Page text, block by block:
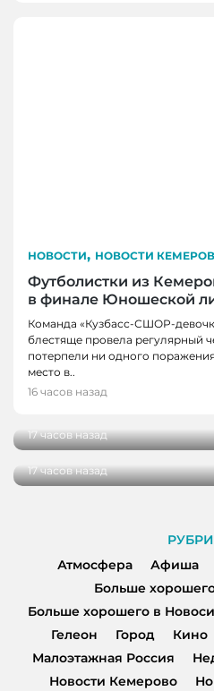
НОВОСТИ, НОВОСТИ
Футболистки из
в финале Юношеской
Команда «Кузбасс-СШОР-
блестяще провела регулярный
потерпели ни одного
место в..
16 часов назад
НОВОСТИ
В Кузбассе школы
17 часов назад
НОВОСТИ
поставки топлива для
17 часов назад
Атмосфера
Афиша
Больше
Больше хорошего в
Гелеон
Город Кино
Малоэтажная Россия
Новости Кемерово